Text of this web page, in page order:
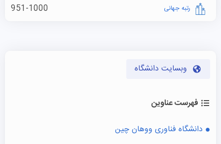
رتبه جهانی 951-1000
وبسایت دانشگاه
فهرست عناوین
دانشگاه فناوری ووهان چین